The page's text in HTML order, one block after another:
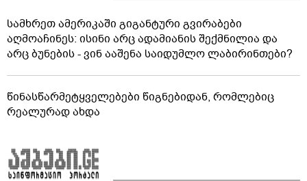
სამხრეთ ამერიკაში გიგანტური გვირაბები
აღმოაჩინეს: ისინი არც ადამიანის შექმნილია და
არც ბუნების - ვინ ააშენა საიდუმლო ლაბირინთები?
წინასწარმეტყველებები წიგნებიდან, რომლებიც
რეალურად ახდა